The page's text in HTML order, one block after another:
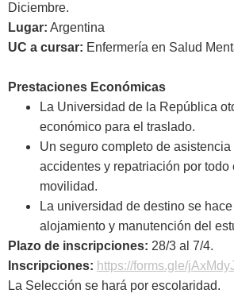
Diciembre.
Lugar: Argentina
UC a cursar: Enfermería en Salud
Prestaciones Económicas
La Universidad de la República
económico para el traslado.
Un seguro completo de asistencia
accidentes y repatriación por todo
movilidad.
La universidad de destino se hace
alojamiento y manutención del
Plazo de inscripciones: 28/3 al 7/4.
Inscripciones: https://forms.gle/
La Selección se hará por escolaridad.